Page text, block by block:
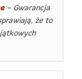
– Gwarancja
że to